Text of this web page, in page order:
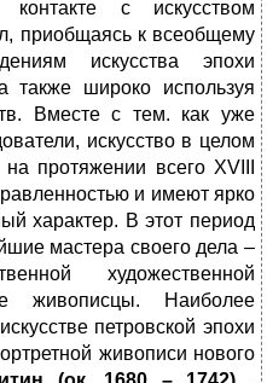
с искусством
приобщаясь к всеобщему
искусства эпохи
также широко используя
Вместе с тем. как уже
искусство в целом
протяжении всего XVIII
и имеют ярко
характер. В этот период
мастера своего дела –
художественной
живописцы. Наиболее
петровской эпохи
живописи нового